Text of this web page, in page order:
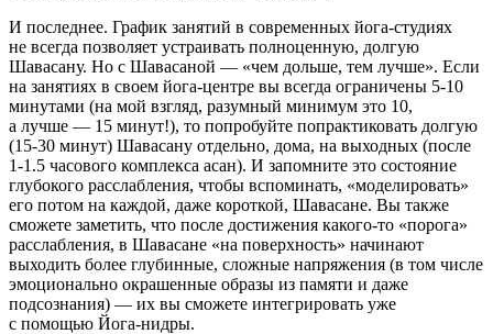
И последнее. График занятий в современных йога-студиях
не всегда позволяет устраивать полноценную, долгую
Шавасану. Но с Шавасаной — «чем дольше, тем лучше». Если
на занятиях в своем йога-центре вы всегда ограничены 5-10
минутами (на мой взгляд, разумный минимум это 10,
а лучше — 15 минут!), то попробуйте попрактиковать долгую
(15-30 минут) Шавасану отдельно, дома, на выходных (после
1-1.5 часового комплекса асан). И запомните это состояние
глубокого расслабления, чтобы вспоминать, «моделировать»
его потом на каждой, даже короткой, Шавасане. Вы также
сможете заметить, что после достижения какого-то «порога»
расслабления, в Шавасане «на поверхность» начинают
выходить более глубинные, сложные напряжения (в том числе
эмоционально окрашенные образы из памяти и даже
подсознания) — их вы сможете интегрировать уже
с помощью Йога-нидры.